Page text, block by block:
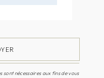
sont nécessaires aux fins de vous